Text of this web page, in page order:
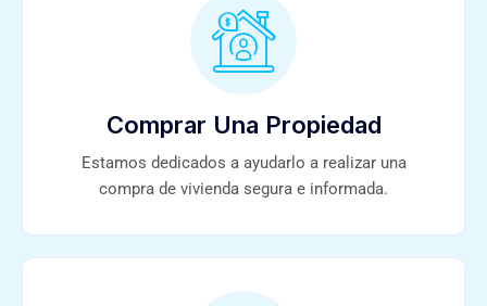
Comprar Una Propiedad
Estamos dedicados a ayudarlo a realizar una
compra de vivienda segura e informada.